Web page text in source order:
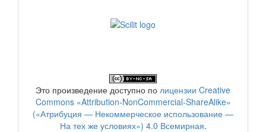
Это произведение доступно по лицензии Creative
Commons «Attribution-NonCommercial-ShareAlike»
(«Атрибуция — Некоммерческое использование —
На тех же условиях») 4.0 Всемирная.